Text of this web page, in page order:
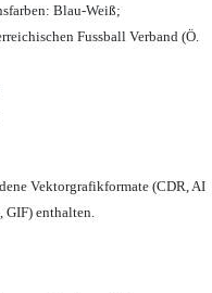
Blau-Weiß;
Fussball Verband (Ö.
Vektorgrafikformate (CDR, AI
GIF) enthalten.